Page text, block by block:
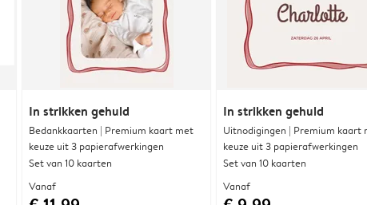
In strikken gehuld
Bedankkaarten | Premium kaart met
keuze uit 3 papierafwerkingen
Set van 10 kaarten
Vanaf
In strikken gehuld
Uitnodigingen | Premium kaart
keuze uit 3 papierafwerkingen
Set van 10 kaarten
Vanaf